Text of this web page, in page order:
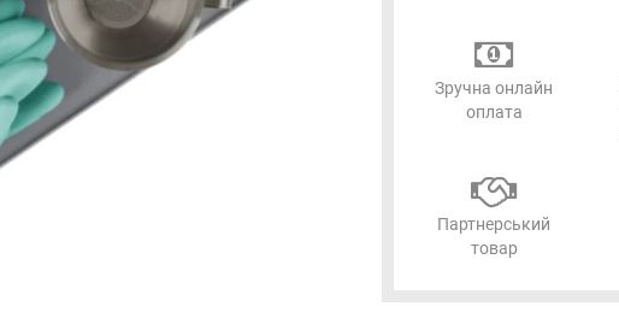
Зручна онлайн
оплата
Партнерський
товар